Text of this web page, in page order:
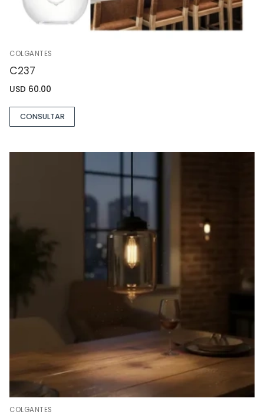
COLGANTES
C237
USD 60.00
CONSULTAR
COLGANTES